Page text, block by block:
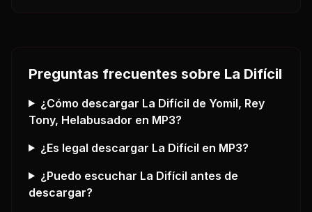
Preguntas frecuentes sobre La Difícil
¿Cómo descargar La Difícil de Yomil, Rey
Tony, Helabusador en MP3?
¿Es legal descargar La Difícil en MP3?
¿Puedo escuchar La Difícil antes de
descargar?